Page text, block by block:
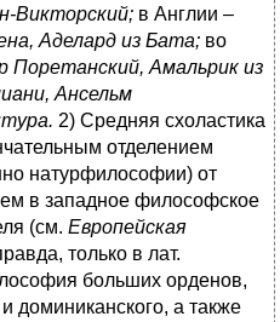
Викторский; в Англии –
Аделард из Бата; во
Поретанский, Амальрик из
Ансельм
2) Средняя схоластика
отделением
натурфилософии) от
в западное философское
(см. Европейская
только в лат.
больших орденов,
доминиканского, а также